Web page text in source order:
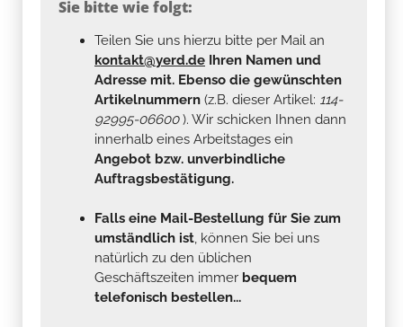
Sie bitte wie folgt:
Teilen Sie uns hierzu bitte per Mail an
kontakt@yerd.de Ihren Namen und
Adresse mit. Ebenso die gewünschten
Artikelnummern (z.B. dieser Artikel: 114-
92995-06600). Wir schicken Ihnen dann
innerhalb eines Arbeitstages ein
Angebot bzw. unverbindliche
Auftragsbestätigung.
Falls eine Mail-Bestellung für Sie zum
umständlich ist, können Sie bei uns
natürlich zu den üblichen
Geschäftszeiten immer bequem
telefonisch bestellen...